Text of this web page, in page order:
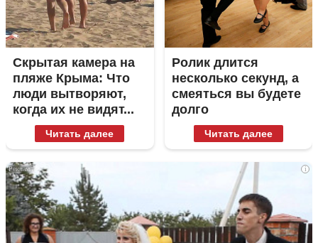
Скрытая камера на
пляже Крыма: Что
люди вытворяют,
когда их не видят...
Читать далее
Ролик длится
несколько секунд, а
смеяться вы будете
долго
Читать далее
i